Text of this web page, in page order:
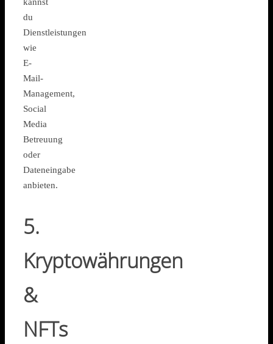
du
Dienstleistungen
wie
E-
Mail-
Management,
Social
Media
Betreuung
oder
Dateneingabe
anbieten.
5.
Kryptowährungen
&
NFTs